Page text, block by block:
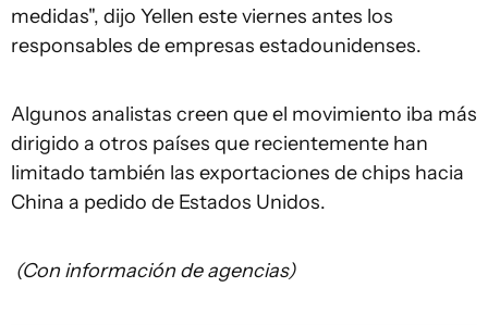
medidas", dijo Yellen este viernes antes los
responsables de empresas estadounidenses.
Algunos analistas creen que el movimiento iba más
dirigido a otros países que recientemente han
limitado también las exportaciones de chips hacia
China a pedido de Estados Unidos.
(Con información de agencias)